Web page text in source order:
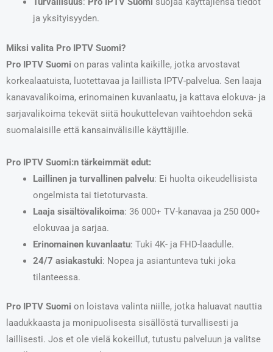
ja yksityisyyden.
Miksi valita Pro IPTV Suomi?
Pro IPTV Suomi on paras valinta kaikille, jotka arvostavat
korkealaatuista, luotettavaa ja laillista IPTV-palvelua. Sen laaja
kanavavalikoima, erinomainen kuvanlaatu, ja kattava elokuva- ja
sarjavalikoima tekevät siitä houkuttelevan vaihtoehdon sekä
suomalaisille että kansainvälisille käyttäjille.
Pro IPTV Suomi:n tärkeimmät edut:
Laillinen ja turvallinen palvelu: Ei huolta oikeudellisista
ongelmista tai tietoturvasta.
Laaja sisältövalikoima: 36 000+ TV-kanavaa ja 250 000+
elokuvaa ja sarjaa.
Erinomainen kuvanlaatu: Tuki 4K- ja FHD-laadulle.
24/7 asiakastuki: Nopea ja asiantunteva tuki joka
tilanteessa.
Pro IPTV Suomi on loistava valinta niille, jotka haluavat nauttia
laadukkaasta ja monipuolisesta sisällöstä turvallisesti ja
laillisesti. Jos et ole vielä kokeillut, tutustu palveluun ja valitse